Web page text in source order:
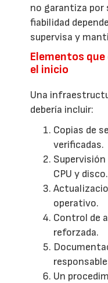
no garantiza por
fiabilidad
supervisa y
Elementos
el inicio
Una
debería incluir:
Copias de
verificadas.
CPU y disco.
operativo.
Control de
reforzada.
Un